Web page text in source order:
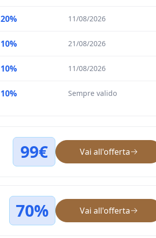
20% 11/08/2026
10% 21/08/2026
10% 11/08/2026
10% Sempre valido
99€ Vai all'offerta
70% Vai all'offerta